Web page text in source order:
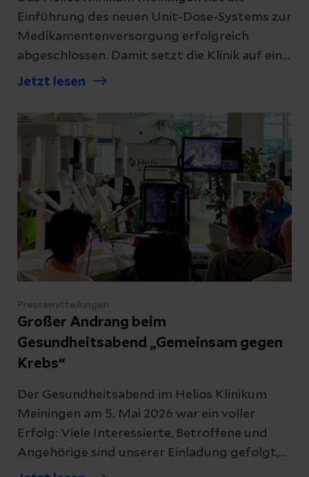
Einführung des neuen Unit-Dose-Systems zur
Medikamentenversorgung erfolgreich
abgeschlossen. Damit setzt die Klinik auf ein
modernes Verfahren, das die Sicherheit bei
die Abläufe auf den Stationen unterstützt.
Mit dem sogenannten Unit-Dose-System
werden Medikamente patientenbezogen,
einzeln verpackt und digital gesteuert
bereitgestellt. Gleichzeitig wurde der künftig
gesetzlich vorgeschriebene „Closed Loop“
etabliert, der eine lückenlose Dokumentation
aller Schritte im Medikationsprozess
ermöglicht.
Jetzt lesen
Pressemitteilungen
Großer Andrang beim
Gesundheitsabend „Gemeinsam gegen
Krebs“
Der Gesundheitsabend im Helios Klinikum
Meiningen am 5. Mai 2026 war ein voller
Erfolg: Viele Interessierte, Betroffene und
Angehörige sind unserer Einladung gefolgt,
um sich unter dem Titel „Gemeinsam gegen